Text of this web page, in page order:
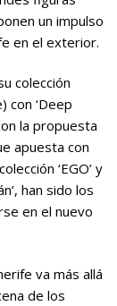
un impulso
en el exterior.
colección
con ‘Deep
la propuesta
apuesta con
‘EGO’ y
han sido los
en el nuevo
va más allá
de los